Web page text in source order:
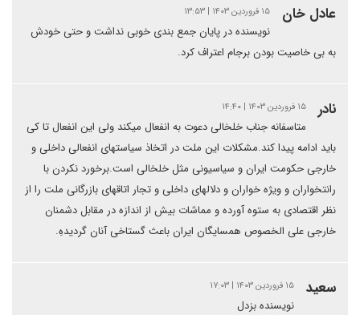
عادل خان ۱۵ فروردین ۱۴۰۳ | ۱۳:۵۳
نویسنده در پایان جمع بندی خوبی نداشت و حتی خودش
به بی خاصیت بودن برجام اعتراف کرد.
نادر ۱۵ فروردین ۱۴۰۳ | ۱۴:۴۰
متاسفانه جناب خلخالی دعوت به انفعال میکند ولی این انفعال تا کی
باید ادامه پیدا کند.مشکلات این ملت در اتخاذ سیاستهای انفعالی داخلی و
خارجی حکومت ایران و سیاسیونی مثل خلخالی است.برخورد نکردن با
رانتخواران و ویژه خواران و دلالهای داخلی و تجار اتاقهای بازرگانی ملت را از
نظر اقتصادی به ستوه آورده و مماشات بیش از اندازه در مقابل دشمنان
خارجی علی الخصوص همسایگان ایران باعث گستاخی آنان گردیدهِ.
سعید ۱۵ فروردین ۱۴۰۳ | ۱۷:۰۳
نویسنده بزدل